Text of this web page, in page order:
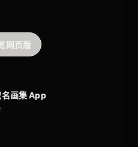
网页版
名画集 App